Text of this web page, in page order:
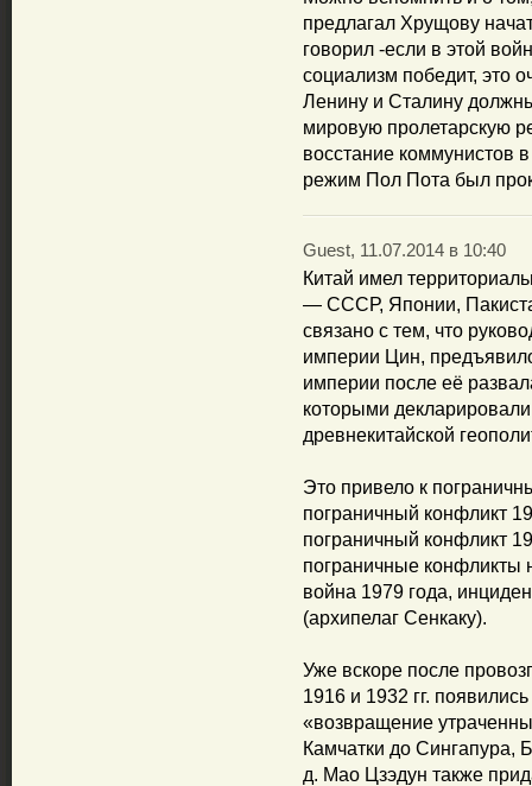
предлагал Хрущову
говорил -если в этой
социализм победит, это
Ленину и Сталину
мировую пролетарскую
восстание коммунистов
режим Пол Пота был
Guest, 11.07.2014 в 10:40
Китай имел
— СССР, Японии,
связано с тем, что
империи Цин,
империи после её
которыми
древнекитайской
Это привело к
пограничный конфликт
пограничный конфликт
пограничные конфликты
война 1979 года,
(архипелаг Сенкаку).
Уже вскоре после
1916 и 1932 гг.
«возвращение
Камчатки до Сингапура,
д. Мао Цзэдун также